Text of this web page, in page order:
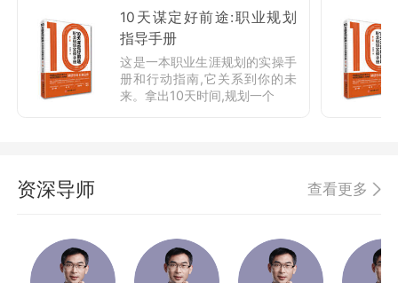
10天谋定好前途:职业规划
指导手册
这是一本职业生涯规划的实操手
册和行动指南,它关系到你的未
来。拿出10天时间,规划一个
资深导师 查看更多